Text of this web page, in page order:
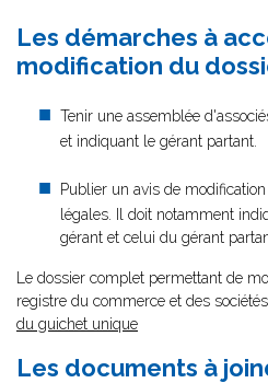
Les démarches à
modification du
Tenir une assemblée
et indiquant le gérant partant.
Publier un avis de
légales. Il doit notamment
gérant et celui du gérant
Le dossier complet permettant de
registre du commerce et des
du guichet unique
Les documents à